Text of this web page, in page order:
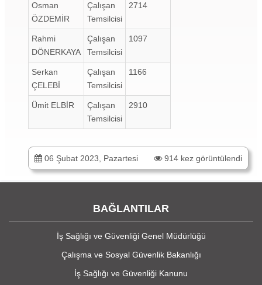
Osman
ÖZDEMİR
Çalışan
Temsilcisi
2714
Rahmi
DÖNERKAYA
Çalışan
Temsilcisi
1097
Serkan
ÇELEBİ
Çalışan
Temsilcisi
1166
Ümit ELBİR
Çalışan
Temsilcisi
2910
06 Şubat 2023, Pazartesi 914 kez görüntülendi
BAĞLANTILAR
İş Sağlığı ve Güvenliği Genel Müdürlüğü
Çalışma ve Sosyal Güvenlik Bakanlığı
İş Sağlığı ve Güvenliği Kanunu